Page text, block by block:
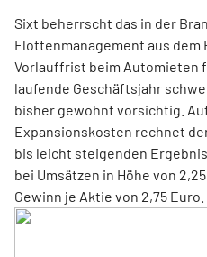
Sixt beherrscht das in der
Flottenmanagement aus
Vorlauffrist beim Automieten
laufende Geschäftsjahr
bisher gewohnt vorsichtig.
Expansionskosten rechnet
bis leicht steigenden
bei Umsätzen in Höhe von
Gewinn je Aktie von 2,75 Euro.